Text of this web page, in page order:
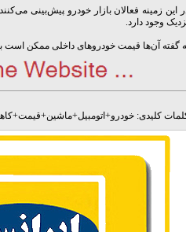
این زمینه فعالان بازار خودرو پیش‌بینی
وجود دارد.
گفته آن‌ها قیمت خودروهای داخلی ممکن است بین 500 هزار تا یک میلیون تومان دیگر نیز کاهش
کلیدی: خودرو+ اتومبیل+ماشین+قیمت+